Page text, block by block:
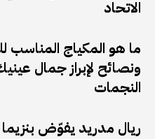
الاتحاد
ما هو المكياج المناسب
ونصائح لإبراز جمال
النجمات
ريال مدريد يفوّض